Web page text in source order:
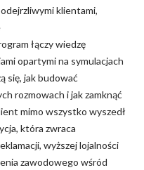
klientami,
łączy wiedzę
opartymi na symulacjach
się, jak budować
rozmowach i jak zamknąć
mimo wszystko wyszedł
która zwraca
wyższej lojalności
zawodowego wśród